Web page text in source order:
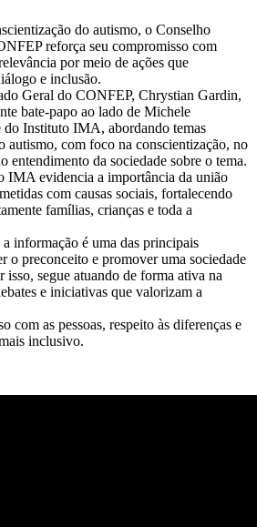
do autismo, o Conselho
reforça seu compromisso com
por meio de ações que
e inclusão.
Geral do CONFEP, Chrystian Gardin,
bate-papo ao lado de Michele
do Instituto IMA, abordando temas
autismo, com foco na conscientização, no
entendimento da sociedade sobre o tema.
IMA evidencia a importância da união
com causas sociais, fortalecendo
famílias, crianças e toda a
informação é uma das principais
o preconceito e promover uma sociedade
isso, segue atuando de forma ativa na
e iniciativas que valorizam a
as pessoas, respeito às diferenças e
inclusivo.